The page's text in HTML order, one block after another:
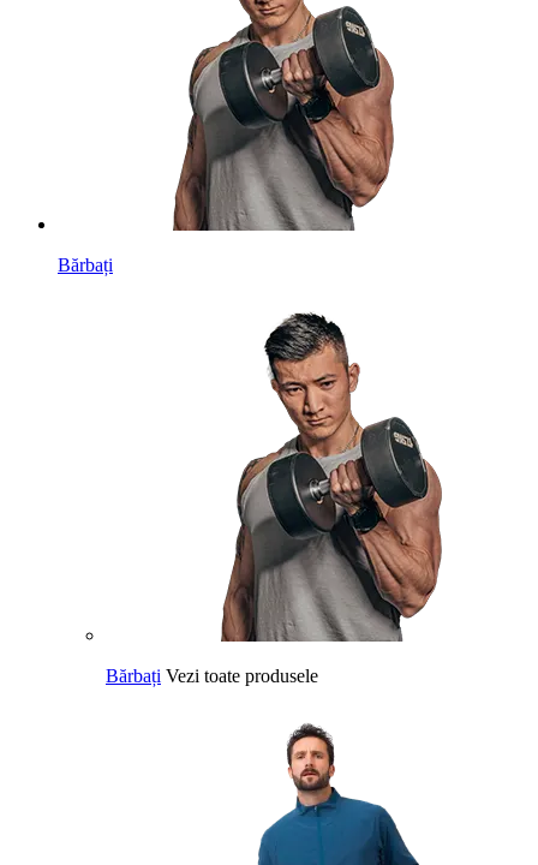
Bărbați
Bărbați Vezi toate produsele